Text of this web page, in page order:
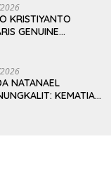
KRISTIYANTO
GENUINE
NATANAEL
KEMATIAN